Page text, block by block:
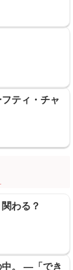
ティ・チャ
わる？
中。 ―「でき